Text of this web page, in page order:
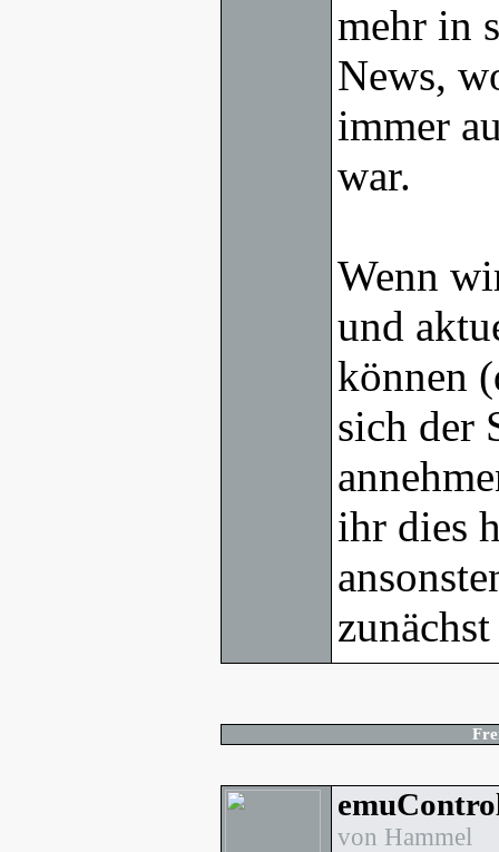
mehr in
News,
immer
war.
Wenn
und
können
sich der
ihr dies
von Hammel